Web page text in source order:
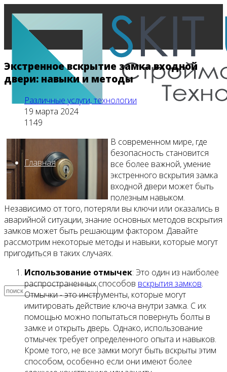
Главная
Все новости
Видео
Экстренное вскрытие замка входной
двери: навыки и методы
Различные услуги, технологии
19 марта 2024
1149
В современном мире, где
безопасность становится
все более важной, умение
экстренного вскрытия замка
входной двери может быть
полезным навыком.
Независимо от того, потеряли вы ключи или оказались в
аварийной ситуации, знание основных методов вскрытия
замков может быть решающим фактором. Давайте
рассмотрим некоторые методы и навыки, которые могут
пригодиться в таких случаях.
Использование отмычек: Это один из наиболее
распространенных способов вскрытия замков.
Отмычки - это инструменты, которые могут
имитировать действие ключа внутри замка. С их
помощью можно попытаться повернуть болты в
замке и открыть дверь. Однако, использование
отмычек требует определенного опыта и навыков.
Кроме того, не все замки могут быть вскрыты этим
способом, особенно если они имеют более